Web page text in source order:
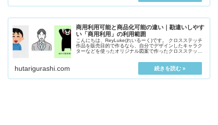
商用利用可能と商品化可能の違い｜勘違いしやす
い「商用利用」の利用範囲
こんにちは、ReyLuke(れいるーく)です。 クロスステッチ
作品を販売目的で作るなら、自分でデザインしたキャラク
ターなどを使ったオリジナル図案で作ったクロスステッチ
hutarigurashi.com